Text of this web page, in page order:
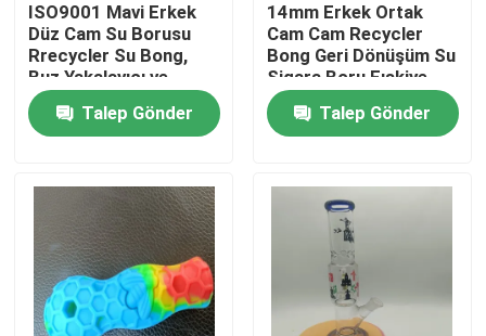
Ana sayfa
Hakkımızda
ISO9001 Mavi Erkek
Düz Cam Su Borusu
Rrecycler Su Bong,
Buz Yakalayıcı ve
Percolator ile
Talep Gönder
14mm Erkek Ortak
Cam Cam Recycler
Bong Geri Dönüşüm Su
Sigara Boru Fıskiye
Talep Gönder